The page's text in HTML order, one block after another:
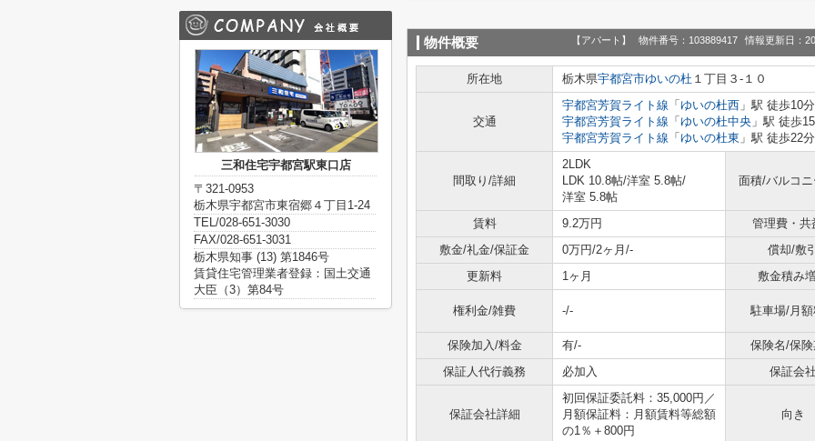
物件概要 【アパート】 物件番号：103889417 情報更新日：
所在地 栃木県宇都宮市ゆいの杜 １丁目３-１０
交通
宇都宮芳賀ライト線 「 ゆいの杜西 」駅 徒歩10分
宇都宮芳賀ライト線 「 ゆいの杜中央 」駅 徒歩
宇都宮芳賀ライト線 「 ゆいの杜東 」駅 徒歩22分
間取り/詳細
2LDK
LDK 10.8帖/洋室 5.8帖/
洋室 5.8帖
面積/バルコ
賃料 9.2万円
管理費・共
敷金/礼金/保証金
0万円/2ヶ月/-
償却/敷
更新料
1ヶ月 敷金積み
権利金/雑費 -/- 駐車場/月
保険加入/料金 有/-
保険名/保
保証人代行義務
必加入 保証会
保証会社詳細
初回保証委託料：35,000円／
月額保証料：月額賃料等総額
の1％＋800円
向き
三和住宅宇都宮駅東口店
〒321-0953
栃木県宇都宮市東宿郷４丁目1-24
TEL/028-651-3030
FAX/028-651-3031
栃木県知事 (13) 第1846号
賃貸住宅管理業者登録：国土交通
大臣（3）第84号